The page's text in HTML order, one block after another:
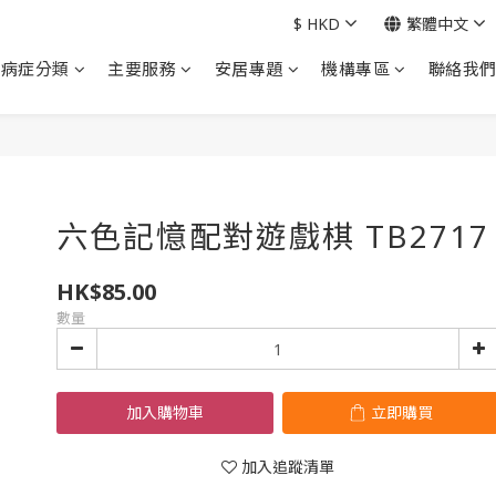
病症分類 主要服務 安居專題 機構專區 聯絡我們
$ HKD 繁體中文
六色記憶配對遊戲棋 TB2717
HK$85.00
數量
加入購物車 立即購買
加入追蹤清單